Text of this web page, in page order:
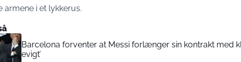
armene i et lykkerus.
Barcelona forventer at Messi forlænger sin kontrakt med
evigt’